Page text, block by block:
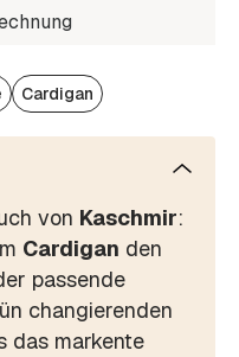
Cardigan
von Kaschmir:
Cardigan den
passende
changierenden
das markente